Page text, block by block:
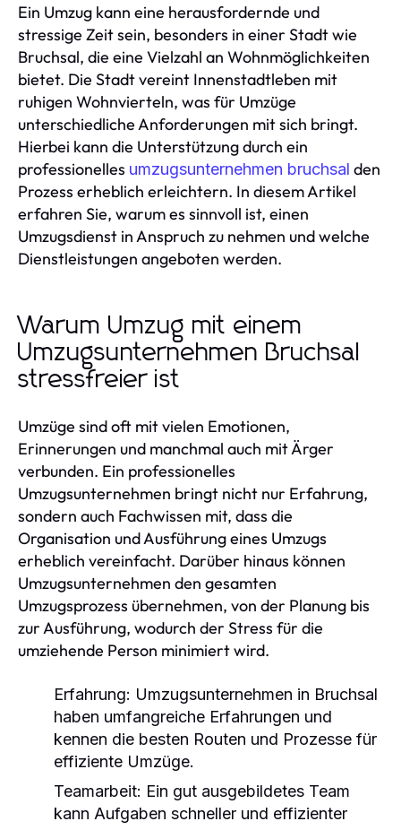
Ein Umzug kann eine herausfordernde und
stressige Zeit sein, besonders in einer Stadt wie
Bruchsal, die eine Vielzahl an Wohnmöglichkeiten
bietet. Die Stadt vereint Innenstadtleben mit
ruhigen Wohnvierteln, was für Umzüge
unterschiedliche Anforderungen mit sich bringt.
Hierbei kann die Unterstützung durch ein
professionelles umzugsunternehmen bruchsal den
Prozess erheblich erleichtern. In diesem Artikel
erfahren Sie, warum es sinnvoll ist, einen
Umzugsdienst in Anspruch zu nehmen und welche
Dienstleistungen angeboten werden.
Warum Umzug mit einem
Umzugsunternehmen Bruchsal
stressfreier ist
Umzüge sind oft mit vielen Emotionen,
Erinnerungen und manchmal auch mit Ärger
verbunden. Ein professionelles
Umzugsunternehmen bringt nicht nur Erfahrung,
sondern auch Fachwissen mit, dass die
Organisation und Ausführung eines Umzugs
erheblich vereinfacht. Darüber hinaus können
Umzugsunternehmen den gesamten
Umzugsprozess übernehmen, von der Planung bis
zur Ausführung, wodurch der Stress für die
umziehende Person minimiert wird.
Erfahrung: Umzugsunternehmen in Bruchsal
haben umfangreiche Erfahrungen und
kennen die besten Routen und Prozesse für
effiziente Umzüge.
Teamarbeit: Ein gut ausgebildetes Team
kann Aufgaben schneller und effizienter